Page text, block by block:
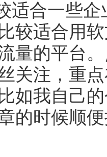
适合一些
较适合用
量的平台
关注，重
如我自己
的时候顺